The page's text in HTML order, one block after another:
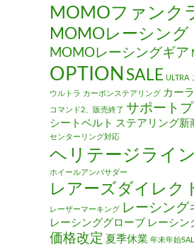
MOMOファンク
MOMOレーシング
MOMOレーシングギア
OPTION SALE ULTRA
ウルトラ カーボンステアリング カー
コマンド2、販売終了 サポート
シートベルト ステアリング新
センターリング対応
ヘリテージライン
ホイールアンバサダー
レアーズダイレク
レーザーマーキング レーシング
レーシンググローブ レーシン
価格改定 夏季休業 年末年始